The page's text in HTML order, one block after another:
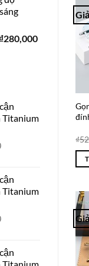
₫280,000.
₫150,000.
Giá
₫280,000Giá
Titanium
Titanium
Titanium
₫